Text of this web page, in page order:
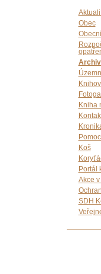
Obec
Kniha
Koš
Portál
Akce
SDH